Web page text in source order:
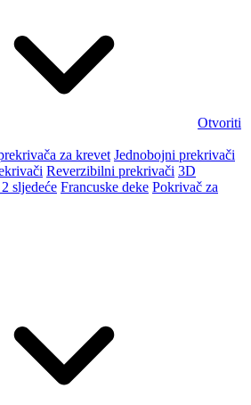
Otvoriti
za krevet Jednobojni prekrivači
Reverzibilni prekrivači 3D
sljedeće Francuske deke Pokrivač za